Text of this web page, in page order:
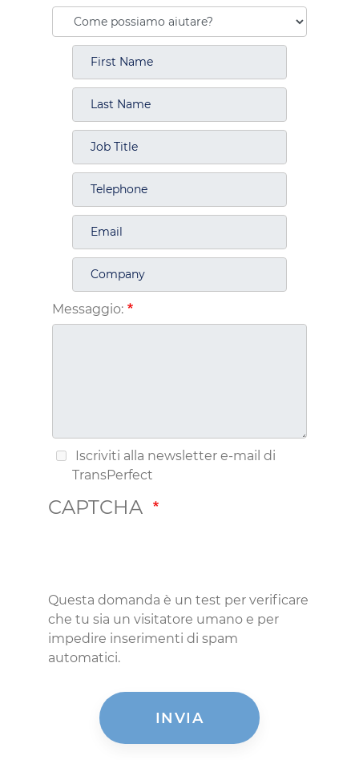
Messaggio:
Iscriviti alla newsletter e-mail di
TransPerfect
CAPTCHA
Questa domanda è un test per verificare
che tu sia un visitatore umano e per
impedire inserimenti di spam
automatici.